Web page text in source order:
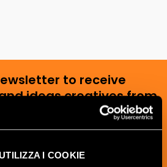
I COOKIE
to receive
ideas creatives from
and interior